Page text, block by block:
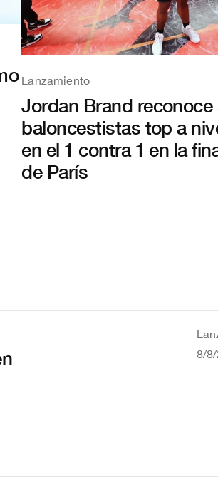
Lanzamiento
Jordan Brand reconoce
baloncestistas top a
en el 1 contra 1 en la
de París
8/